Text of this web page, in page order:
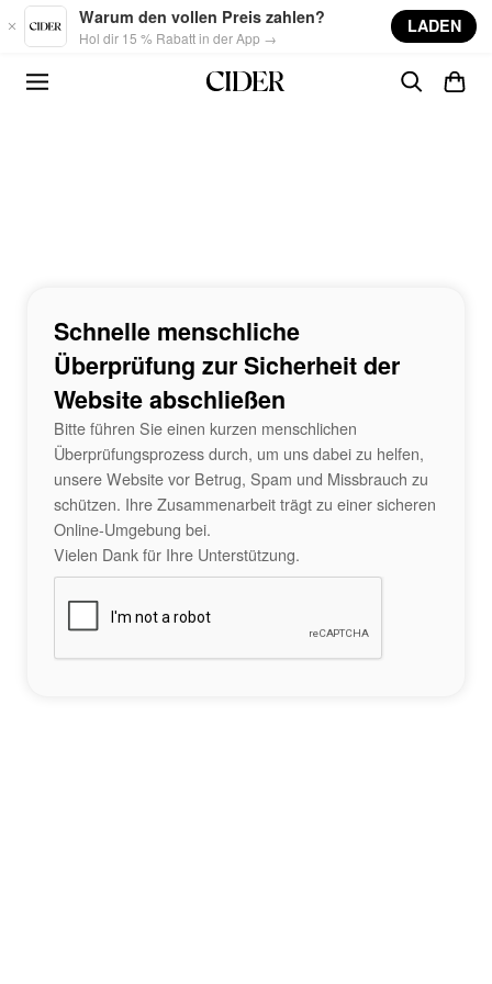
Skip to main content
Warum den vollen Preis zahlen?
Hol dir 15 % Rabatt in der App →
LADEN
Schnelle menschliche
Überprüfung zur Sicherheit der
Website abschließen
Bitte führen Sie einen kurzen menschlichen
Überprüfungsprozess durch, um uns dabei zu helfen,
unsere Website vor Betrug, Spam und Missbrauch zu
schützen. Ihre Zusammenarbeit trägt zu einer sicheren
Online-Umgebung bei.
Vielen Dank für Ihre Unterstützung.